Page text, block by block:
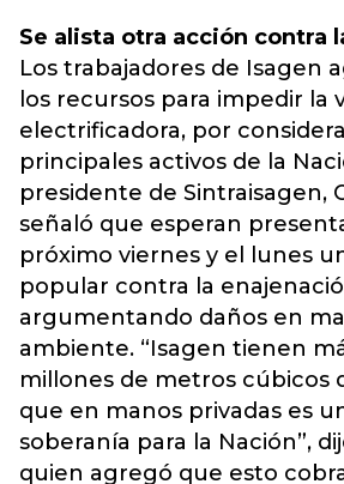
Se alista otra acción contra
Los trabajadores de Isagen
los recursos para impedir la
electrificadora, por
principales activos de la
presidente de Sintraisagen,
señaló que esperan
próximo viernes y el lunes
popular contra la
argumentando daños en
ambiente. “Isagen tienen
millones de metros cúbicos
que en manos privadas es
soberanía para la Nación”,
quien agregó que esto